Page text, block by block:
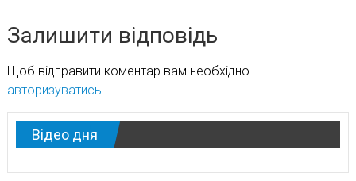
Залишити відповідь
Щоб відправити коментар вам необхідно
авторизуватись.
Відео дня